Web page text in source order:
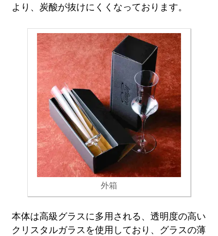
より、炭酸が抜けにくくなっております。
外箱
本体は高級グラスに多用される、透明度の高い
クリスタルガラスを使用しており、グラスの薄